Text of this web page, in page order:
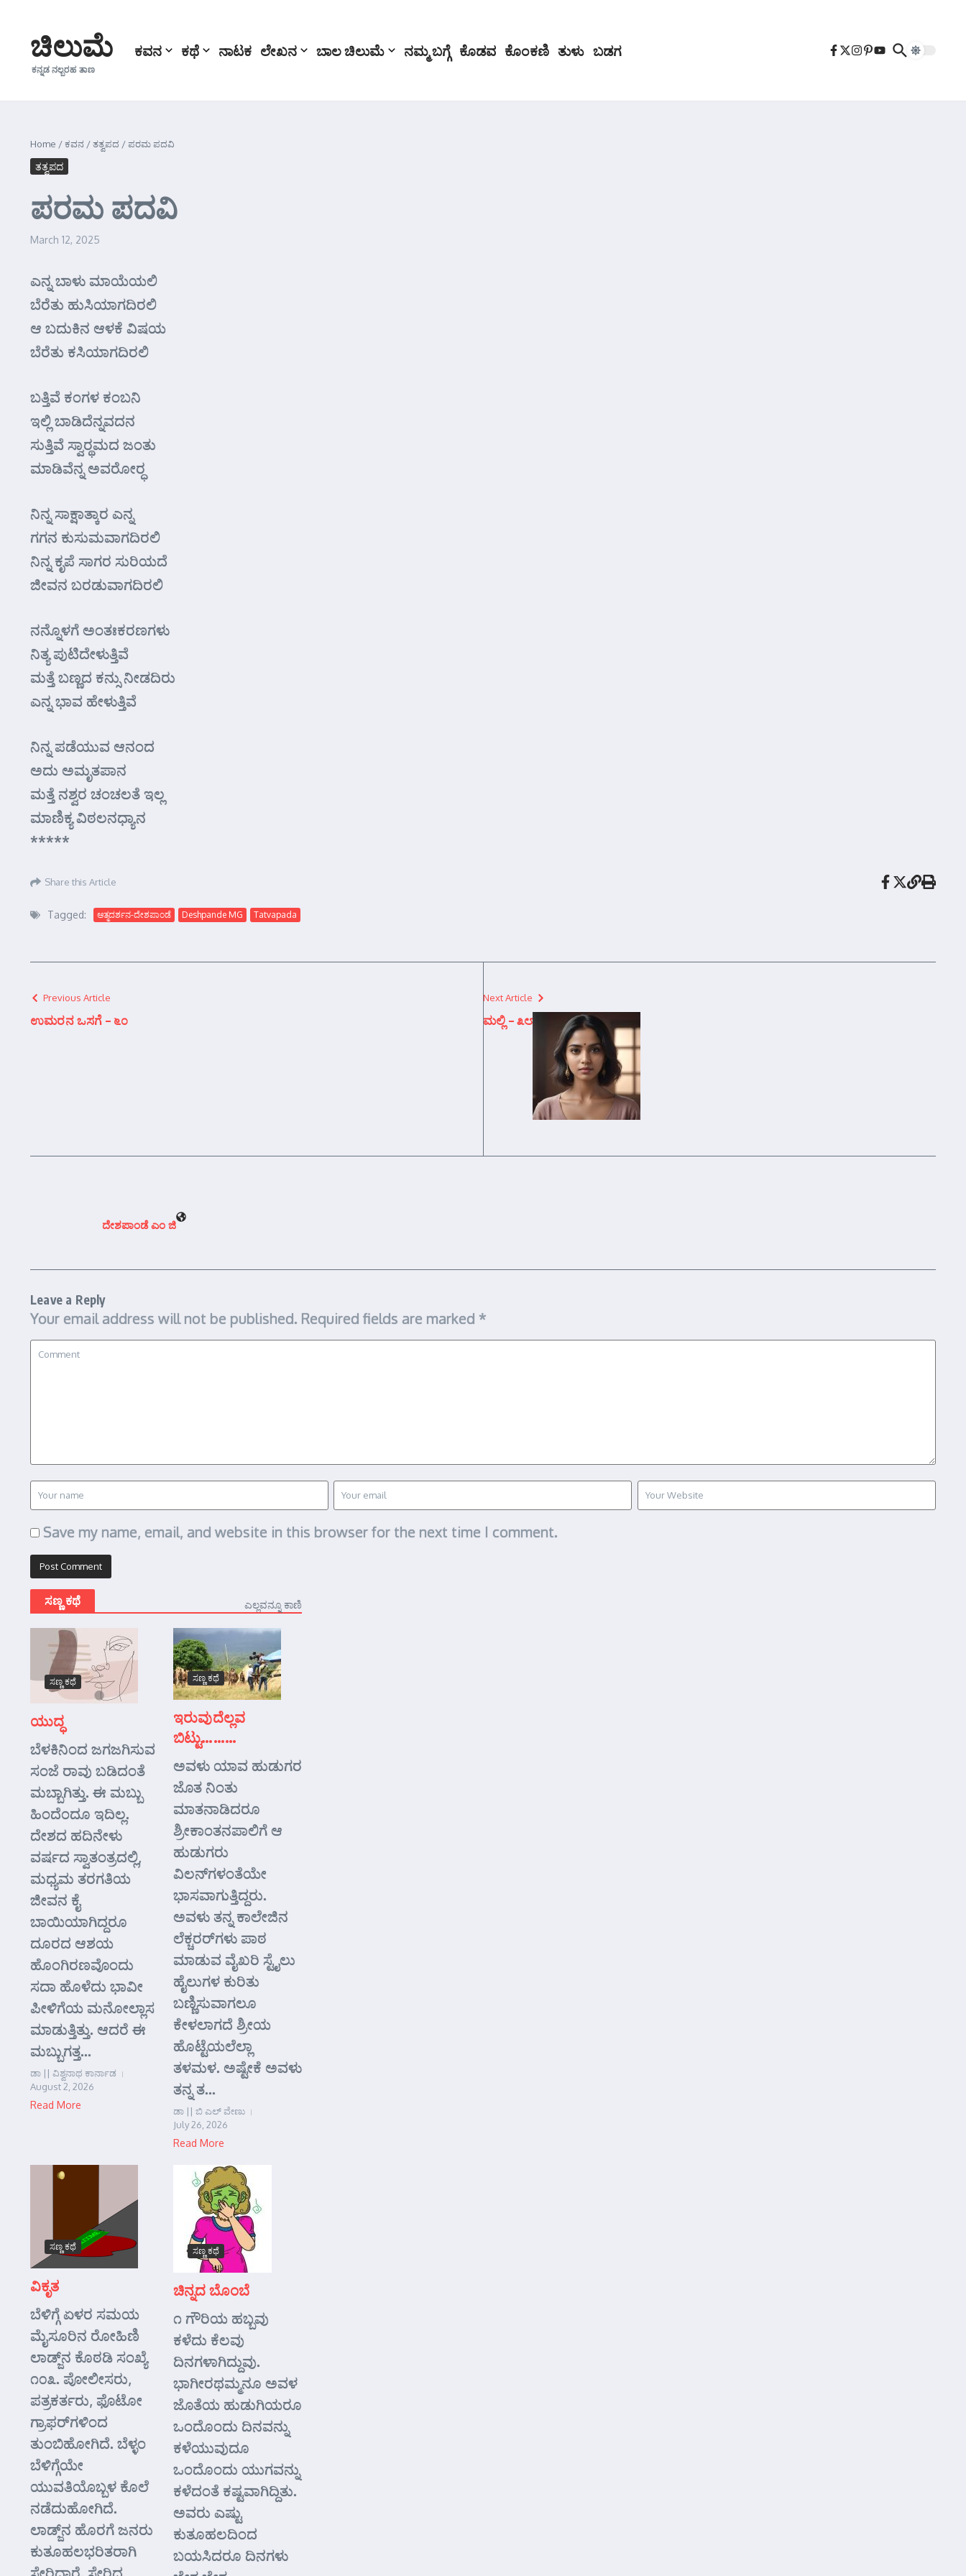
ಚಿಲುಮೆ
ಕನ್ನಡ ನಲ್ಬರಹ ತಾಣ
ಕವನ ಕಥೆ ನಾಟಕ ಲೇಖನ ಬಾಲ ಚಿಲುಮೆ ನಮ್ಮ ಬಗ್ಗೆ ಕೊಡವ ಕೊಂಕಣಿ ತುಳು ಬಡಗ
Home /ಕವನ /ತತ್ವಪದ /ಪರಮ ಪದವಿ
ತತ್ವಪದ
ಪರಮ ಪದವಿ
March 12, 2025
ಎನ್ನ ಬಾಳು ಮಾಯೆಯಲಿ
ಬೆರೆತು ಹುಸಿಯಾಗದಿರಲಿ
ಆ ಬದುಕಿನ ಆಳಕೆ ವಿಷಯ
ಬೆರೆತು ಕಸಿಯಾಗದಿರಲಿ
ಬತ್ತಿವೆ ಕಂಗಳ ಕಂಬನಿ
ಇಲ್ಲಿ ಬಾಡಿದೆನ್ನವದನ
ಸುತ್ತಿವೆ ಸ್ವಾರ್‍ಥಮದ ಜಂತು
ಮಾಡಿವೆನ್ನ ಅವರೋರ್‍ಧ
ನಿನ್ನ ಸಾಕ್ಷಾತ್ಕಾರ ಎನ್ನ
ಗಗನ ಕುಸುಮವಾಗದಿರಲಿ
ನಿನ್ನ ಕೃಪೆ ಸಾಗರ ಸುರಿಯದೆ
ಜೀವನ ಬರಡುವಾಗದಿರಲಿ
ನನ್ನೊಳಗೆ ಅಂತಃಕರಣಗಳು
ನಿತ್ಯ ಪುಟಿದೇಳುತ್ತಿವೆ
ಮತ್ತೆ ಬಣ್ಣದ ಕನ್ಸು ನೀಡದಿರು
ಎನ್ನ ಭಾವ ಹೇಳುತ್ತಿವೆ
ನಿನ್ನ ಪಡೆಯುವ ಆನಂದ
ಅದು ಅಮೃತಪಾನ
ಮತ್ತೆ ನಶ್ವರ ಚಂಚಲತೆ ಇಲ್ಲ
ಮಾಣಿಕ್ಯ ವಿಠಲನಧ್ಯಾನ
*****
Share this Article
Tagged: ಆತ್ಮದರ್ಶನ-ದೇಶಪಾಂಡೆ Deshpande MG Tatvapada
Previous Article
ಉಮರನ ಒಸಗೆ – ೬೦
Next Article
ಮಲ್ಲಿ – ೩೮
ದೇಶಪಾಂಡೆ ಎಂ ಜಿ
Leave a Reply
Your email address will not be published. Required fields are marked *
Save my name, email, and website in this browser for the next time I comment.
ಸಣ್ಣ ಕಥೆ ಎಲ್ಲವನ್ನೂ ಕಾಣಿ
ಸಣ್ಣ ಕಥೆ
ಯುದ್ಧ
ಬೆಳಕಿನಿಂದ ಜಗಜಗಿಸುವ
ಸಂಜೆ ರಾವು ಬಡಿದಂತೆ
ಮಬ್ಬಾಗಿತ್ತು. ಈ ಮಬ್ಬು
ಹಿಂದೆಂದೂ ಇದಿಲ್ಲ.
ದೇಶದ ಹದಿನೇಳು
ವರ್ಷದ ಸ್ವಾತಂತ್ರದಲ್ಲಿ,
ಮಧ್ಯಮ ತರಗತಿಯ
ಜೀವನ ಕೈ
ಬಾಯಿಯಾಗಿದ್ದರೂ
ದೂರದ ಆಶಯ
ಹೊಂಗಿರಣವೊಂದು
ಸದಾ ಹೊಳೆದು ಭಾವೀ
ಪೀಳಿಗೆಯ ಮನೋಲ್ಲಾಸ
ಮಾಡುತ್ತಿತ್ತು. ಆದರೆ ಈ
ಮಬ್ಬುಗತ್ತ...
ಡಾ || ವಿಶ್ವನಾಥ ಕಾರ್ನಾಡ
August 2, 2026
Read More
ಸಣ್ಣ ಕಥೆ
ಇರುವುದೆಲ್ಲವ
ಬಿಟ್ಟು………
ಅವಳು ಯಾವ ಹುಡುಗರ
ಜೊತ ನಿಂತು
ಮಾತನಾಡಿದರೂ
ಶ್ರೀಕಾಂತನಪಾಲಿಗೆ ಆ
ಹುಡುಗರು
ವಿಲನ್‌ಗಳಂತೆಯೇ
ಭಾಸವಾಗುತ್ತಿದ್ದರು.
ಅವಳು ತನ್ನ ಕಾಲೇಜಿನ
ಲೆಕ್ಚರರ್‌ಗಳು ಪಾಠ
ಮಾಡುವ ವೈಖರಿ ಸ್ಟೈಲು
ಹೈಲುಗಳ ಕುರಿತು
ಬಣ್ಣಿಸುವಾಗಲೂ
ಕೇಳಲಾಗದೆ ಶ್ರೀಯ
ಹೊಟ್ಟೆಯಲೆಲ್ಲಾ
ತಳಮಳ. ಅಷ್ಟೇಕೆ ಅವಳು
ತನ್ನ ತ...
ಡಾ || ಬಿ ಎಲ್ ವೇಣು
July 26, 2026
Read More
ಸಣ್ಣ ಕಥೆ
ವಿಕೃತ
ಬೆಳಿಗ್ಗೆ ಏಳರ ಸಮಯ
ಮೈಸೂರಿನ ರೋಹಿಣಿ
ಲಾಡ್ಜ್‌ನ ಕೊಠಡಿ ಸಂಖ್ಯೆ
೧೦೩. ಪೋಲೀಸರು,
ಪತ್ರಕರ್ತರು, ಫೊಟೋ
ಗ್ರಾಫರ್‌ಗಳಿಂದ
ತುಂಬಿಹೋಗಿದೆ. ಬೆಳ್ಳಂ
ಬೆಳಿಗ್ಗೆಯೇ
ಯುವತಿಯೊಬ್ಬಳ ಕೊಲೆ
ನಡೆದುಹೋಗಿದೆ.
ಲಾಡ್ಜ್‌ನ ಹೊರಗೆ ಜನರು
ಕುತೂಹಲಭರಿತರಾಗಿ
ಸಣ್ಣ ಕಥೆ
ಚಿನ್ನದ ಬೊಂಬೆ
೧ ಗೌರಿಯ ಹಬ್ಬವು
ಕಳೆದು ಕೆಲವು
ದಿನಗಳಾಗಿದ್ದುವು.
ಭಾಗೀರಥಮ್ಮನೂ ಅವಳ
ಜೊತೆಯ ಹುಡುಗಿಯರೂ
ಒಂದೊಂದು ದಿನವನ್ನು
ಕಳೆಯುವುದೂ
ಒಂದೊಂದು ಯುಗವನ್ನು
ಕಳೆದಂತೆ ಕಷ್ಟವಾಗಿದ್ದಿತು.
ಅವರು ಎಷ್ಟು
ಕುತೂಹಲದಿಂದ
ಬಯಸಿದರೂ ದಿನಗಳು